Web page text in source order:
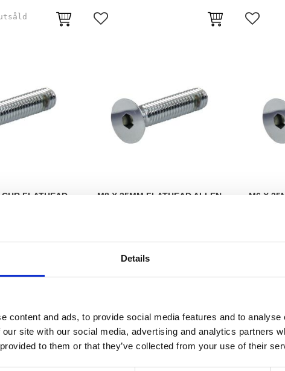
Details
content and ads, to provide social media features and to
site with our social media, advertising and analytics partners
to them or that they’ve collected from your use of their
Lägg till i favoriter Lägg
FLATHEAD
M8 X 35MM FLATHEAD ALLEN
M6 X